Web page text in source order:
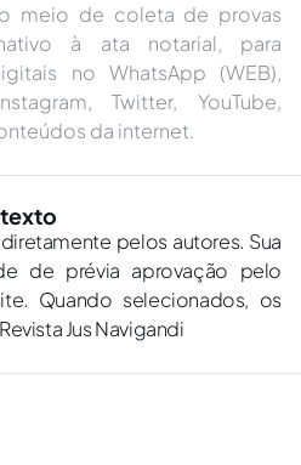
meio de coleta de provas
à ata notarial, para
no WhatsApp (WEB),
Twitter, YouTube,
da internet.
pelos autores. Sua
de prévia aprovação pelo
Quando selecionados, os
Jus Navigandi